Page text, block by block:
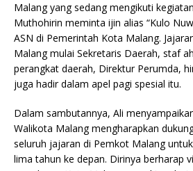
Malang yang sedang mengikuti
Muthohirin meminta ijin alias “Kulo
ASN di Pemerintah Kota Malang.
Malang mulai Sekretaris Daerah, staf
perangkat daerah, Direktur Perumda,
juga hadir dalam apel pagi spesial itu.
Dalam sambutannya, Ali
Walikota Malang mengharapkan
seluruh jajaran di Pemkot Malang
lima tahun ke depan. Dirinya berharap